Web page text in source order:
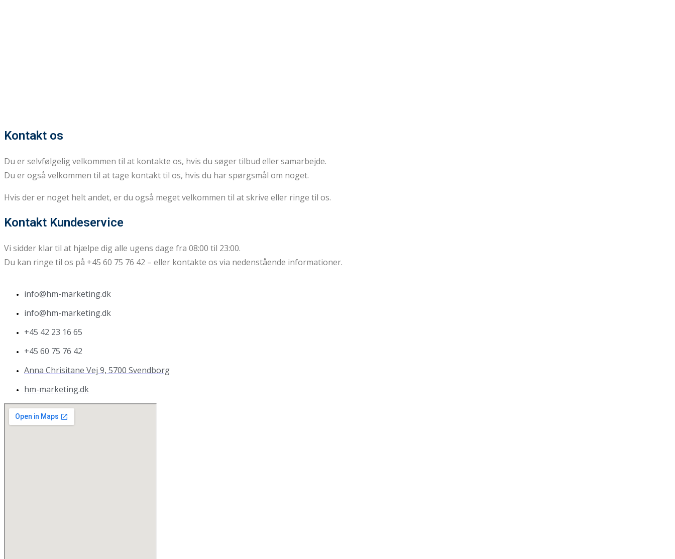
Kontakt os
Du er selvfølgelig velkommen til at kontakte os, hvis du søger tilbud eller samarbejde.
Du er også velkommen til at tage kontakt til os, hvis du har spørgsmål om noget.
Hvis der er noget helt andet, er du også meget velkommen til at skrive eller ringe til os.
Kontakt Kundeservice
Vi sidder klar til at hjælpe dig alle ugens dage fra 08:00 til 23:00.
Du kan ringe til os på +45 60 75 76 42 – eller kontakte os via nedenstående informationer.
info@hm-marketing.dk
info@hm-marketing.dk
+45 42 23 16 65
+45 60 75 76 42
Anna Chrisitane Vej 9, 5700 Svendborg
hm-marketing.dk